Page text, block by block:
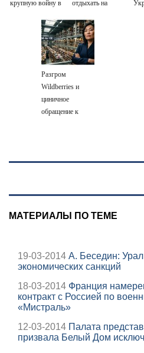
крупную войну в
неизбежной
отдыхать на
мертвыми на
заднем сиденье
автомобиля
Разгром
Wildberries и
циничное
обращение к
МАТЕРИАЛЫ ПО ТЕМЕ
19-03-2014 А. Беседин:
экономических санкций
18-03-2014 Франция
контракт с Россией по
«Мистраль»
12-03-2014 Палата
призвала Белый Дом